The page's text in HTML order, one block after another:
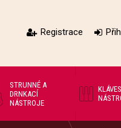
Registrace
STRUNNÉ A
DRNKACÍ
NÁSTROJE